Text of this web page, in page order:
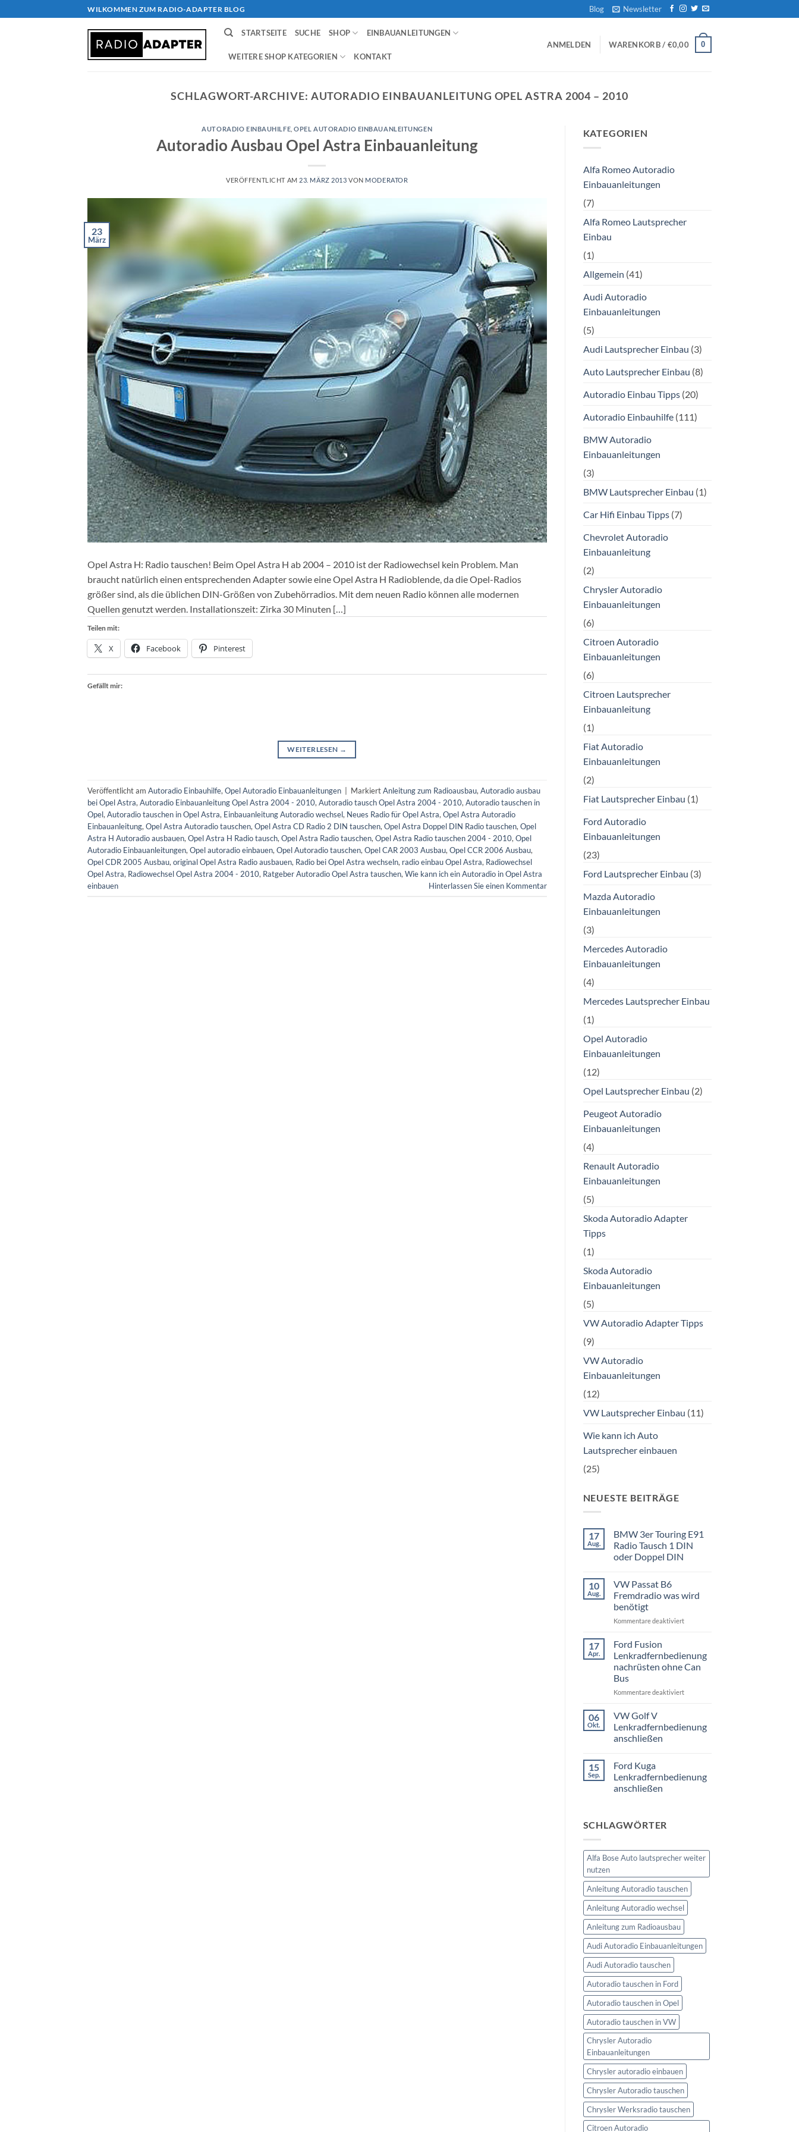
Inhalt
WILKOMMEN ZUM RADIO-ADAPTER BLOG Blog Newsletter
STARTSEITE SUCHE SHOP EINBAUANLEITUNGEN
WEITERE SHOP KATEGORIEN KONTAKT
ANMELDEN WARENKORB / €0,00 0
SCHLAGWORT-ARCHIVE: AUTORADIO EINBAUANLEITUNG OPEL ASTRA 2004 – 2010
AUTORADIO EINBAUHILFE ,OPEL AUTORADIO EINBAUANLEITUNGEN
Autoradio Ausbau Opel Astra Einbauanleitung
VERÖFFENTLICHT AM 23. MÄRZ 2013 VON MODERATOR
23
März
Opel Astra H: Radio tauschen! Beim Opel Astra H ab 2004 – 2010 ist der Radiowechsel kein Problem. Man
braucht natürlich einen entsprechenden Adapter sowie eine Opel Astra H Radioblende, da die Opel-Radios
größer sind, als die üblichen DIN-Größen von Zubehörradios. Mit dem neuen Radio können alle modernen
Quellen genutzt werden. Installationszeit: Zirka 30 Minuten […]
Teilen mit:
X Facebook Pinterest
Gefällt mir:
WEITERLESEN →
Veröffentlicht am Autoradio Einbauhilfe, Opel Autoradio Einbauanleitungen | MarkiertAnleitung zum Radioausbau, Autoradio ausbau
bei Opel Astra, Autoradio Einbauanleitung Opel Astra 2004 - 2010, Autoradio tausch Opel Astra 2004 - 2010, Autoradio tauschen in
Opel, Autoradio tauschen in Opel Astra, Einbauanleitung Autoradio wechsel, Neues Radio für Opel Astra, Opel Astra Autoradio
Einbauanleitung, Opel Astra Autoradio tauschen, Opel Astra CD Radio 2 DIN tauschen, Opel Astra Doppel DIN Radio tauschen, Opel
Astra H Autoradio ausbauen, Opel Astra H Radio tausch, Opel Astra Radio tauschen, Opel Astra Radio tauschen 2004 - 2010, Opel
Autoradio Einbauanleitungen, Opel autoradio einbauen, Opel Autoradio tauschen, Opel CAR 2003 Ausbau, Opel CCR 2006 Ausbau,
Opel CDR 2005 Ausbau, original Opel Astra Radio ausbauen, Radio bei Opel Astra wechseln, radio einbau Opel Astra, Radiowechsel
Opel Astra, Radiowechsel Opel Astra 2004 - 2010, Ratgeber Autoradio Opel Astra tauschen, Wie kann ich ein Autoradio in Opel Astra
einbauen
Hinterlassen Sie einen Kommentar
KATEGORIEN
Alfa Romeo Autoradio
Einbauanleitungen
(7)
Alfa Romeo Lautsprecher
Einbau
(1)
Allgemein (41)
Audi Autoradio
Einbauanleitungen
(5)
Audi Lautsprecher Einbau (3)
Auto Lautsprecher Einbau (8)
Autoradio Einbau Tipps(20)
Autoradio Einbauhilfe(111)
BMW Autoradio
Einbauanleitungen
(3)
BMW Lautsprecher Einbau (1)
Car Hifi Einbau Tipps(7)
Chevrolet Autoradio
Einbauanleitung
(2)
Chrysler Autoradio
Einbauanleitungen
(6)
Citroen Autoradio
Einbauanleitungen
(6)
Citroen Lautsprecher
Einbauanleitung
(1)
Fiat Autoradio
Einbauanleitungen
(2)
Fiat Lautsprecher Einbau (1)
Ford Autoradio
Einbauanleitungen
(23)
Ford Lautsprecher Einbau (3)
Mazda Autoradio
Einbauanleitungen
(3)
Mercedes Autoradio
Einbauanleitungen
(4)
Mercedes Lautsprecher Einbau
(1)
Opel Autoradio
Einbauanleitungen
(12)
Opel Lautsprecher Einbau (2)
Peugeot Autoradio
Einbauanleitungen
(4)
Renault Autoradio
Einbauanleitungen
(5)
Skoda Autoradio Adapter
Tipps
(1)
Skoda Autoradio
Einbauanleitungen
(5)
VW Autoradio Adapter Tipps
(9)
VW Autoradio
Einbauanleitungen
(12)
VW Lautsprecher Einbau (11)
Wie kann ich Auto
Lautsprecher einbauen
(25)
NEUESTE BEITRÄGE
17
Aug.
BMW 3er Touring E91
Radio Tausch 1 DIN
oder Doppel DIN
zu
BMW
3er
Touring
Radio
DIN
oder
Doppel
DIN
10
Aug.
VW Passat B6
Fremdradio was wird
benötigt
Kommentare deaktiviertfür
Fremdradio
was
benötigt
17
Apr.
Ford Fusion
Lenkradfernbedienung
nachrüsten ohne Can
Bus
Kommentare deaktiviertfür
nachrüsten
06
Okt.
VW Golf V
Lenkradfernbedienung
anschließen
zu
VW
Golf
V
15
Sep.
Ford Kuga
Lenkradfernbedienung
anschließen
Ford
Kuga
SCHLAGWÖRTER
Alfa Bose Auto lautsprecher weiter
nutzen
Anleitung Autoradio tauschen
Anleitung Autoradio wechsel
Anleitung zum Radioausbau
Audi Autoradio Einbauanleitungen
Audi Autoradio tauschen
Autoradio tauschen in Ford
Autoradio tauschen in Opel
Autoradio tauschen in VW
Chrysler Autoradio
Einbauanleitungen
Chrysler autoradio einbauen
Chrysler Autoradio tauschen
Chrysler Werksradio tauschen
Citroen Autoradio